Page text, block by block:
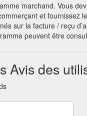
marchand. Vous
et
sur la facture / reçu
peuvent être
Avis des